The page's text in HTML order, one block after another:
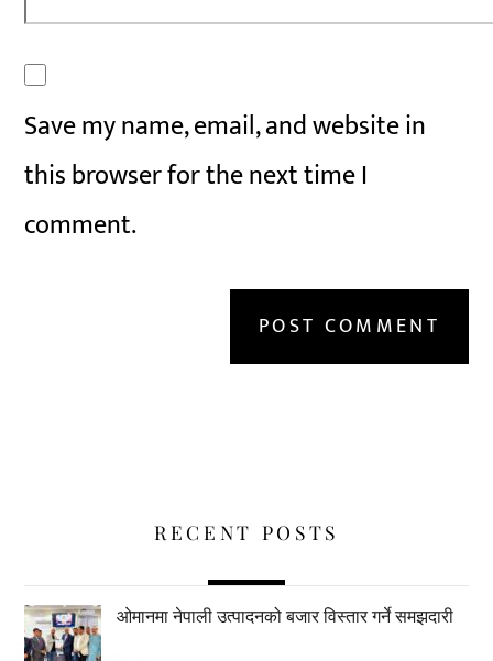
Save my name, email, and website in
this browser for the next time I
comment.
RECENT POSTS
ओमानमा नेपाली उत्पादनको बजार विस्तार गर्ने समझदारी